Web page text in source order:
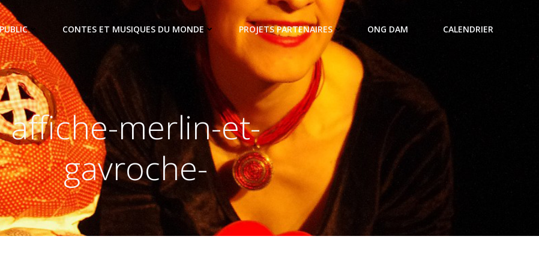
CONTES ET MUSIQUES DU MONDE PROJETS PARTENAIRES ONG DAM CALENDRIER
affiche-merlin-et-
gavroche-